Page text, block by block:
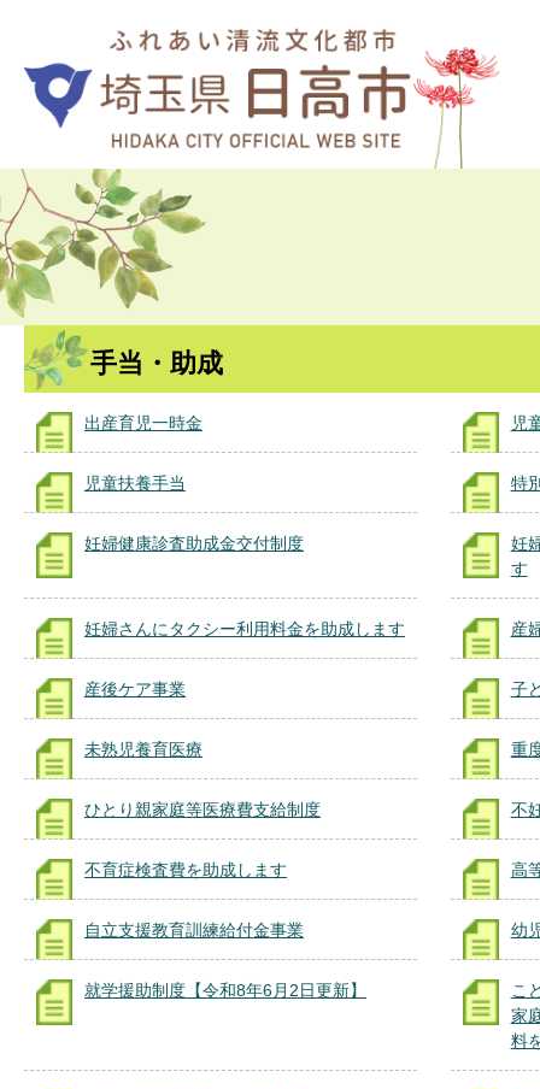
手当・助成
出産育児一時金 児
児童扶養手当 特
妊婦健康診査助成金交付制度
妊
す
妊婦さんにタクシー利用料金を助成します 産
産後ケア事業 子
未熟児養育医療 重
ひとり親家庭等医療費支給制度 不
不育症検査費を助成します 高
自立支援教育訓練給付金事業 幼
就学援助制度【令和8年6月2日更新】
こ
家
料